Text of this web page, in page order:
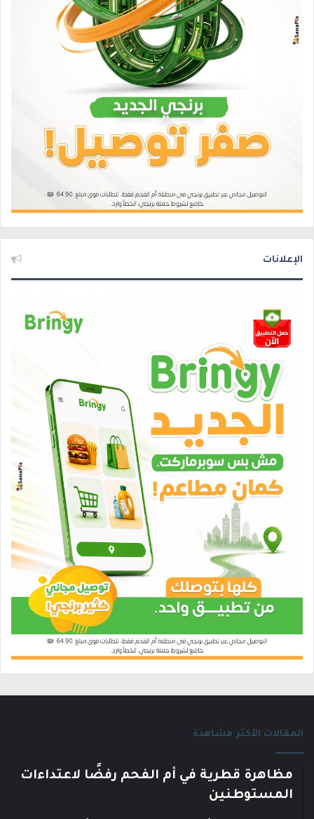
الإعلانات
المقالات الأكثر مشاهدة
مظاهرة قطرية في أم الفحم رفضًا لاعتداءات
المستوطنين